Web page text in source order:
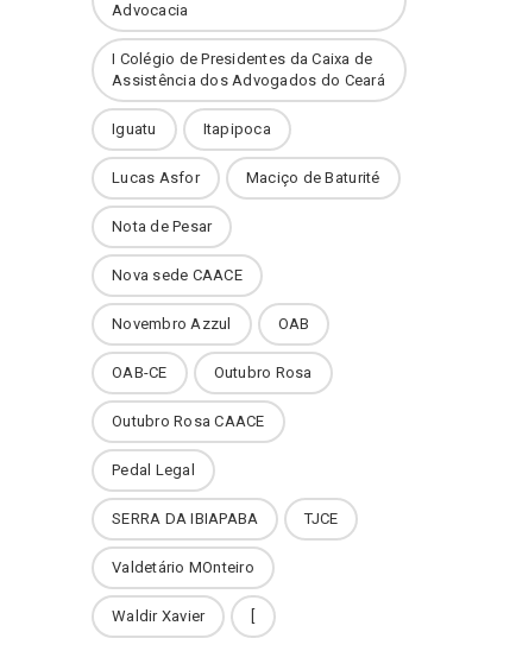
Advocacia
I Colégio de Presidentes da Caixa de
Assistência dos Advogados do Ceará
Iguatu Itapipoca
Lucas Asfor Maciço de Baturité
Nota de Pesar
Nova sede CAACE
Novembro Azzul OAB
OAB-CE Outubro Rosa
Outubro Rosa CAACE
Pedal Legal
SERRA DA IBIAPABA TJCE
Valdetário MOnteiro
Waldir Xavier